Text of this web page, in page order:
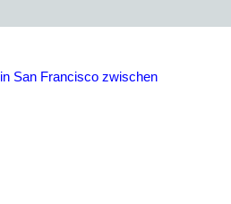
San Francisco zwischen